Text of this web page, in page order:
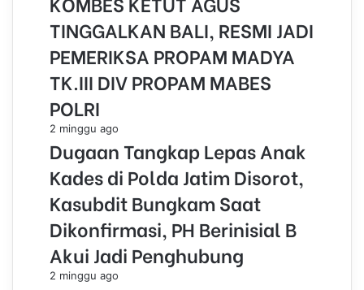
TINGGALKAN BALI, RESMI JADI
PEMERIKSA PROPAM MADYA
TK.III DIV PROPAM MABES
POLRI
2 minggu ago
Dugaan Tangkap Lepas Anak
Kades di Polda Jatim Disorot,
Kasubdit Bungkam Saat
Dikonfirmasi, PH Berinisial B
Akui Jadi Penghubung
2 minggu ago